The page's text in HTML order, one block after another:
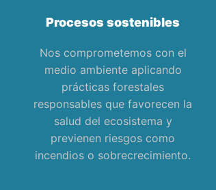
Procesos sostenibles
Nos comprometemos con el
medio ambiente aplicando
prácticas forestales
responsables que favorecen la
salud del ecosistema y
previenen riesgos como
incendios o sobrecrecimiento.